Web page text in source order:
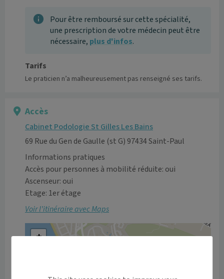
Pour être remboursé sur cette spécialité,
une prescription de votre médecin peut être
nécessaire, plus d'infos.
Tarifs
Le praticien n’a malheureusement pas renseigné ses tarifs.
Accès
Cabinet Podologie St Gilles Les Bains
69 Rue du Gen de Gaulle (st G) 97434 Saint-Paul
Informations pratiques
Accès pour personnes à mobilité réduite: oui
Ascenseur: oui
Etage: 1er étage
Voir l’itinéraire avec Maps
+